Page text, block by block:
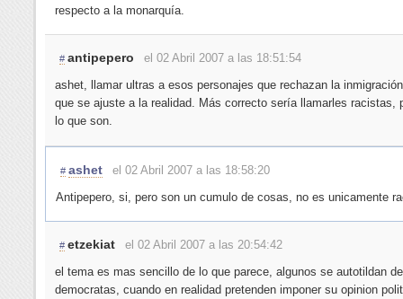
respecto a la monarquía.
# antipepero
el 02 Abril 2007 a las 18:51:54
ashet, llamar ultras a esos personajes que rechazan la
que se ajuste a la realidad. Más correcto sería llamarles racistas,
lo que son.
# ashet
el 02 Abril 2007 a las 18:58:20
Antipepero, si, pero son un cumulo de cosas, no es unicamente
# etzekiat
el 02 Abril 2007 a las 20:54:42
el tema es mas sencillo de lo que parece, algunos se autotildan de
democratas, cuando en realidad pretenden imponer su opinion